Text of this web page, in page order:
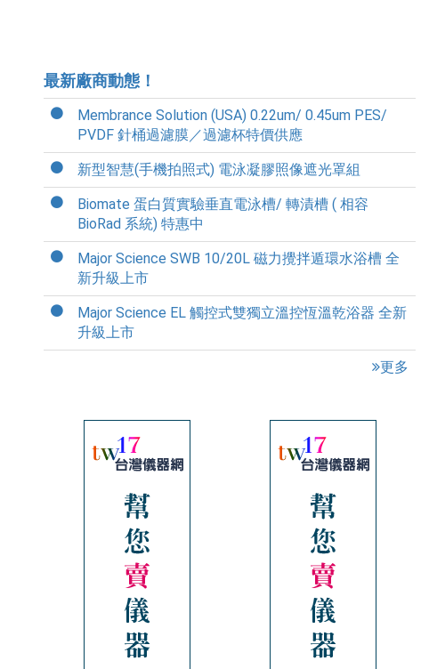
最新廠商動態！
Membrance Solution (USA) 0.22um/ 0.45um PES/
PVDF 針桶過濾膜／過濾杯特價供應
新型智慧(手機拍照式) 電泳凝膠照像遮光罩組
Biomate 蛋白質實驗垂直電泳槽/ 轉漬槽 ( 相容
BioRad 系統) 特惠中
Major Science SWB 10/20L 磁力攪拌遁環水浴槽 全
新升級上市
Major Science EL 觸控式雙獨立溫控恆溫乾浴器 全新
升級上市
更多